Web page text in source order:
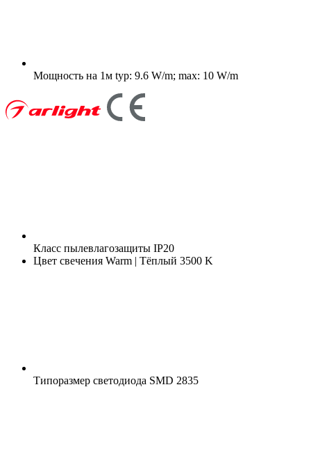
Мощность на 1м typ: 9.6 W/m; max: 10 W/m
Класс пылевлагозащиты IP20
Цвет свечения Warm | Тёплый 3500 K
Типоразмер светодиода SMD 2835